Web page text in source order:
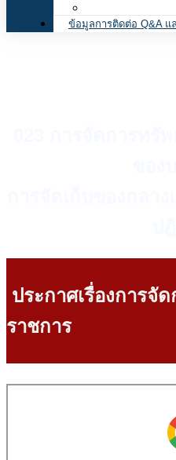
ข้อมูลการติดต่อ Q&A แ
ประกาศเรื่องการจั
ราชการ